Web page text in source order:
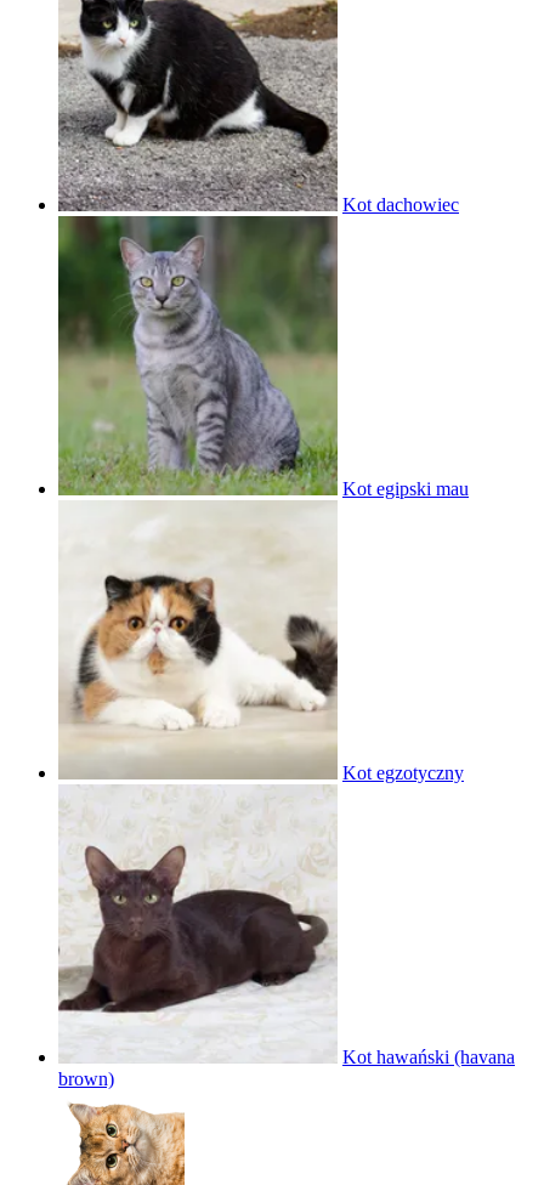
Kot dachowiec
Kot egipski mau
Kot egzotyczny
Kot hawański (havana
brown)